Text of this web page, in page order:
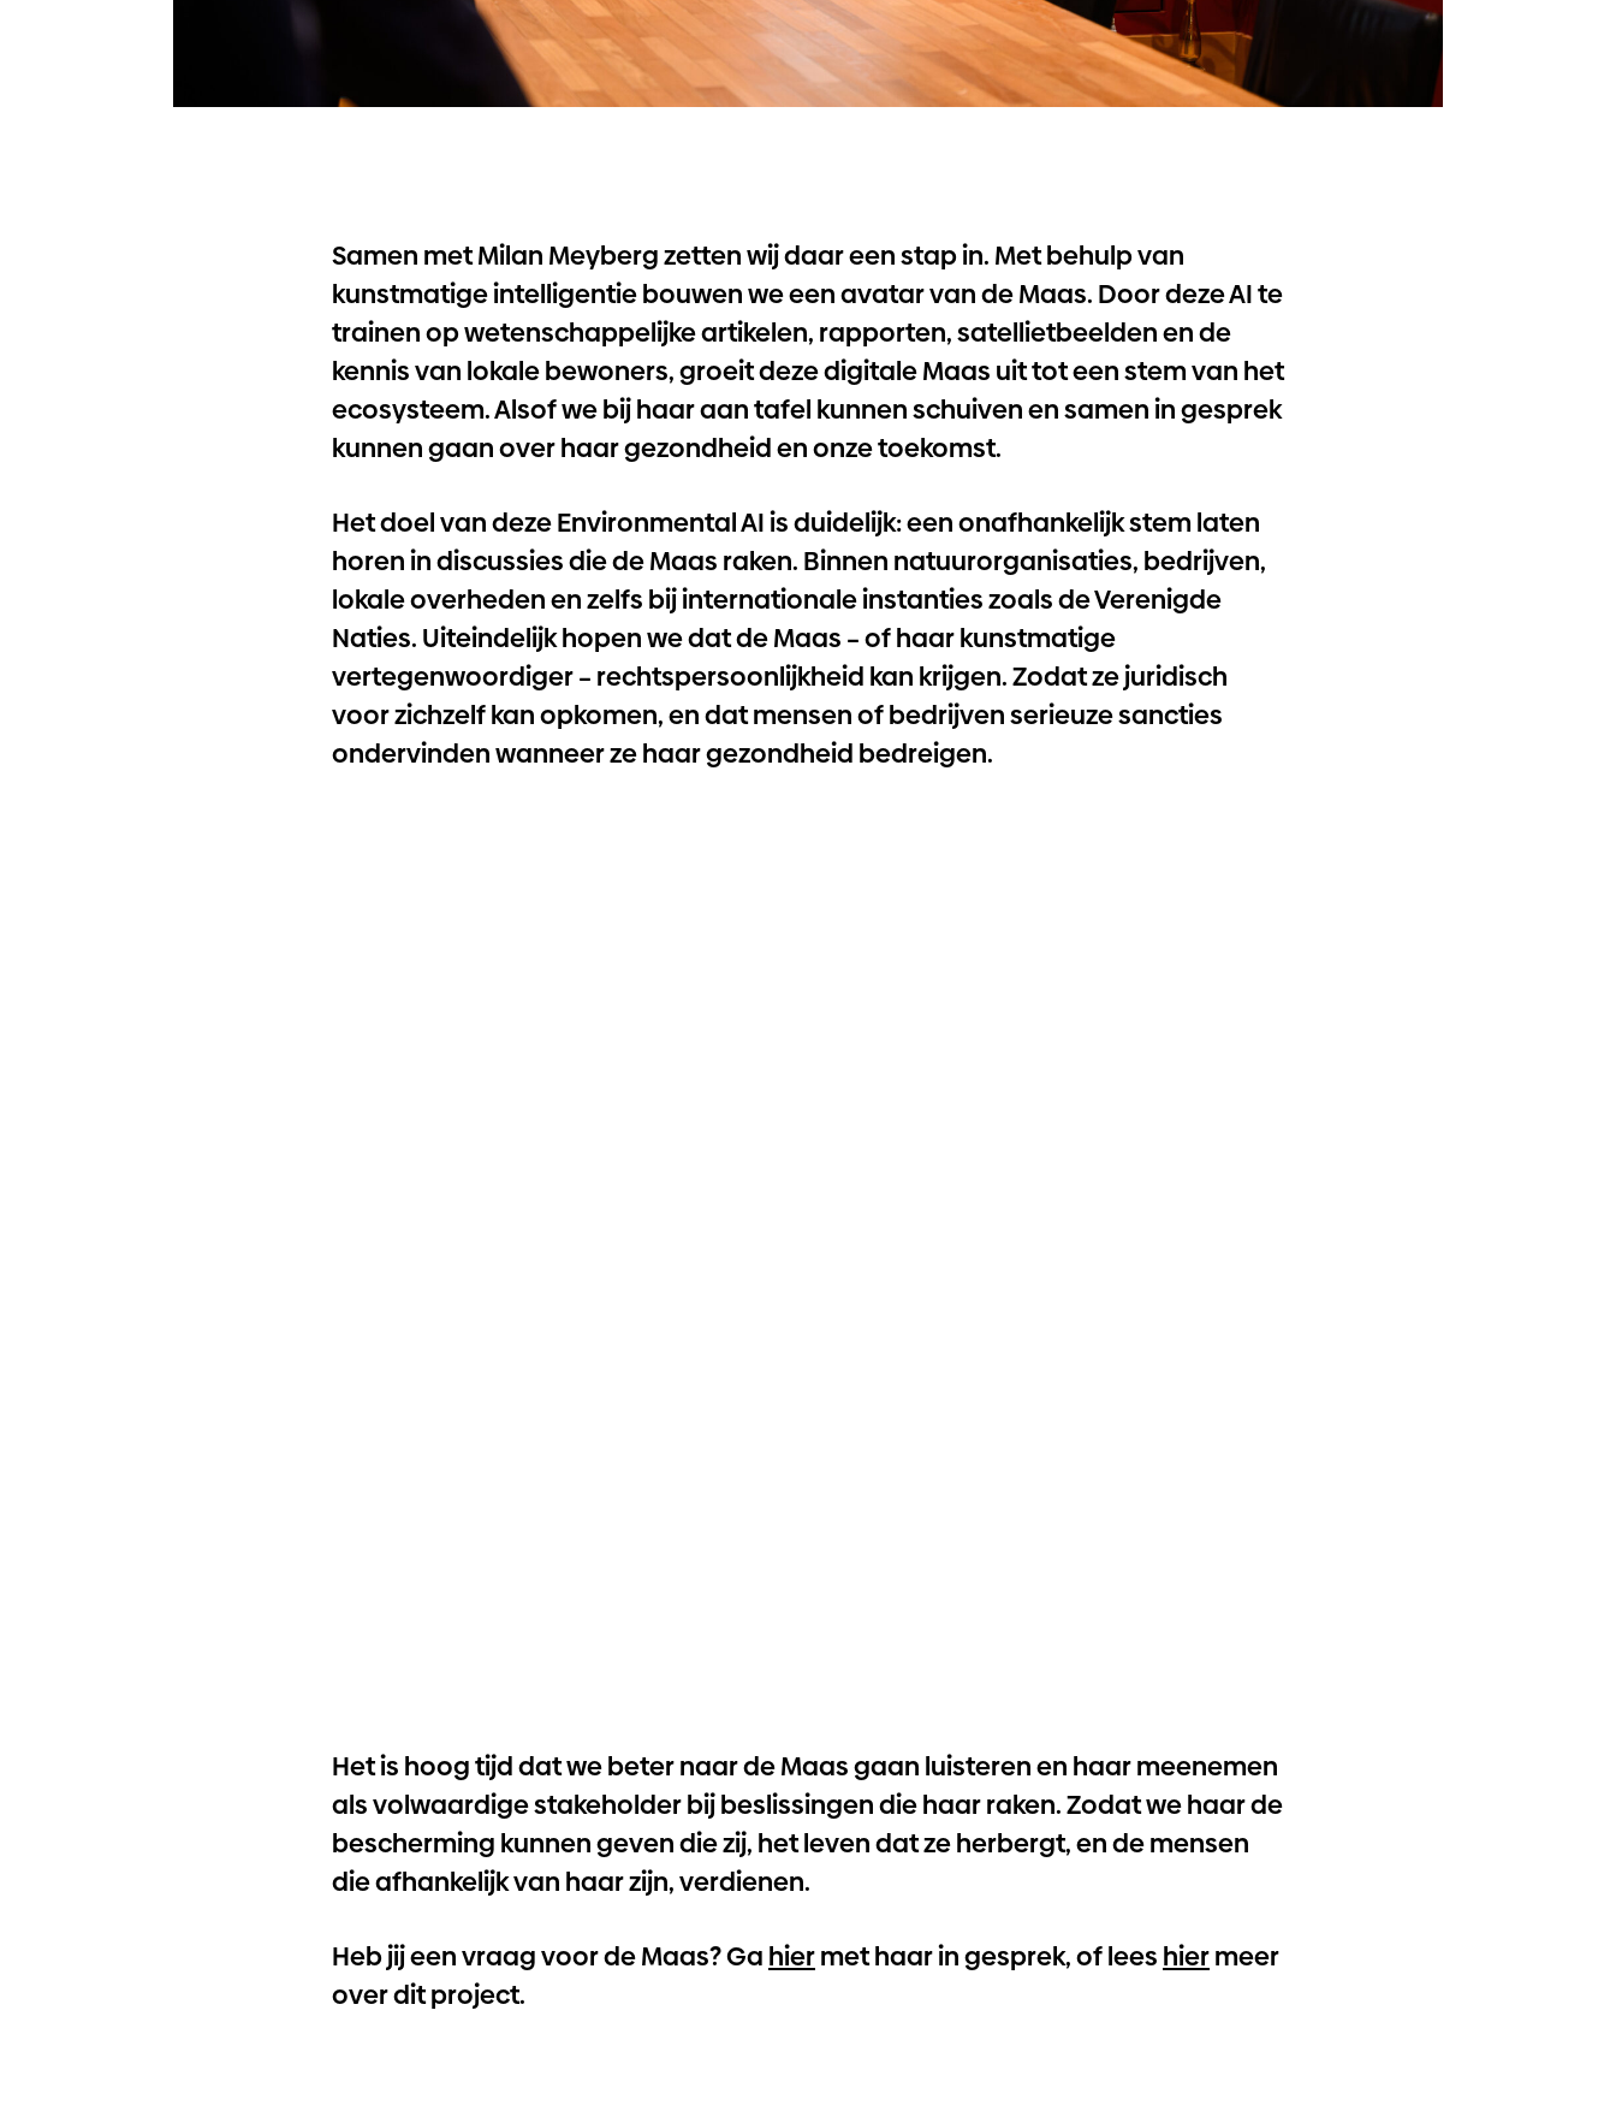
Samen metMilan Meybergzetten wij daar een stap in. Met behulp van
kunstmatige intelligentie bouwen we een avatar van de Maas. Door deze AI te
trainen op wetenschappelijke artikelen, rapporten, satellietbeelden en de
kennis van lokale bewoners, groeit deze digitale Maas uit tot een stem van het
ecosysteem. Alsof we bij haar aan tafel kunnen schuiven en samen in gesprek
kunnen gaan over haar gezondheid en onze toekomst.
Het doel van deze Environmental AI is duidelijk: een onafhankelijk stem laten
horen in discussies die de Maas raken. Binnen natuurorganisaties, bedrijven,
lokale overheden en zelfs bij internationale instanties zoals de Verenigde
Naties. Uiteindelijk hopen we dat de Maas – of haar kunstmatige
vertegenwoordiger – rechtspersoonlijkheid kan krijgen. Zodat ze juridisch
voor zichzelf kan opkomen, en dat mensen of bedrijven serieuze sancties
ondervinden wanneer ze haar gezondheid bedreigen.
Het is hoog tijd dat we beter naar de Maas gaan luisteren en haar meenemen
als volwaardige stakeholder bij beslissingen die haar raken. Zodat we haar de
bescherming kunnen geven die zij, het leven dat ze herbergt, en de mensen
die afhankelijk van haar zijn, verdienen.
Heb jij een vraag voor de Maas? Ga hiermet haar in gesprek, of lees hiermeer
over dit project.